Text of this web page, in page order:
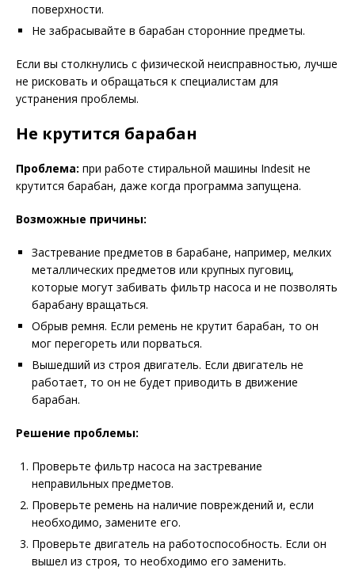
поверхности.
Не забрасывайте в барабан сторонние предметы.
Если вы столкнулись с физической неисправностью, лучше
не рисковать и обращаться к специалистам для
устранения проблемы.
Не крутится барабан
Проблема: при работе стиральной машины Indesit не
крутится барабан, даже когда программа запущена.
Возможные причины:
Застревание предметов в барабане, например, мелких
металлических предметов или крупных пуговиц,
которые могут забивать фильтр насоса и не позволять
барабану вращаться.
Обрыв ремня. Если ремень не крутит барабан, то он
мог перегореть или порваться.
Вышедший из строя двигатель. Если двигатель не
работает, то он не будет приводить в движение
барабан.
Решение проблемы:
Проверьте фильтр насоса на застревание
неправильных предметов.
Проверьте ремень на наличие повреждений и, если
необходимо, замените его.
Проверьте двигатель на работоспособность. Если он
вышел из строя, то необходимо его заменить.